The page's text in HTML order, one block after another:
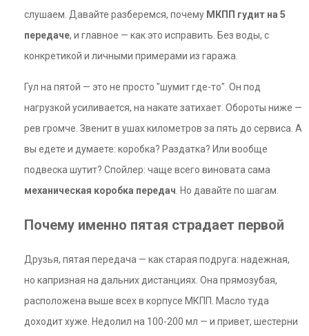
слушаем. Давайте разберемся, почему МКПП гудит на 5
передаче, и главное — как это исправить. Без воды, с
конкретикой и личными примерами из гаража.
Гул на пятой — это не просто "шумит где-то". Он под
нагрузкой усиливается, на накате затихает. Обороты ниже —
рев громче. Звенит в ушах километров за пять до сервиса. А
вы едете и думаете: коробка? Раздатка? Или вообще
подвеска шутит? Спойлер: чаще всего виновата сама
механическая коробка передач . Но давайте по шагам.
Почему именно пятая страдает первой
Друзья, пятая передача — как старая подруга: надежная,
но капризная на дальних дистанциях. Она прямозубая,
расположена выше всех в корпусе МКПП. Масло туда
доходит хуже. Недолил на 100-200 мл — и привет, шестерни